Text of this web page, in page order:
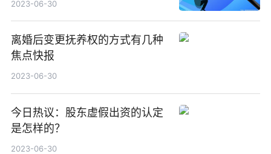
2023-06-30
离婚后变更抚养权的方式有几种
焦点快报
2023-06-30
今日热议：股东虚假出资的认定
是怎样的？
2023-06-30